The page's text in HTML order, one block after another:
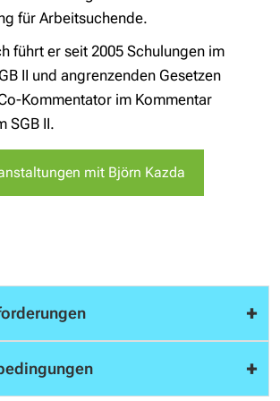
für Arbeitsuchende.
führt er seit 2005 Schulungen im
II und angrenzenden Gesetzen
Kommentator im Kommentar
SGB II.
mit Björn Kazda
+
einen Laptop (Windows bzw.
sowie ein Mikrofon bzw.
+